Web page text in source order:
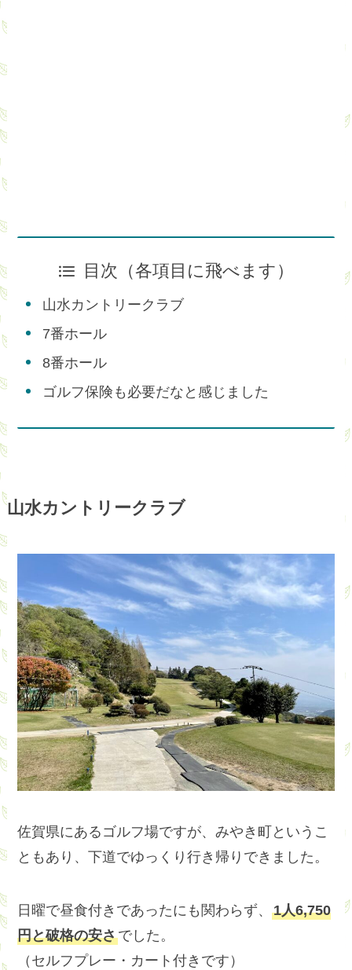
目次（各項目に飛べます）
山水カントリークラブ
7番ホール
8番ホール
ゴルフ保険も必要だなと感じました
山水カントリークラブ
佐賀県にあるゴルフ場ですが、みやき町というこ
ともあり、下道でゆっくり行き帰りできました。
日曜で昼食付きであったにも関わらず、1人6,750
円と破格の安さでした。
（セルフプレー・カート付きです）